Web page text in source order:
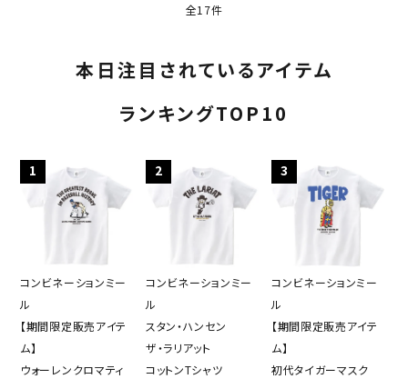
全17件
本日注目されているアイテム
ランキングTOP10
1
コンビネーションミー
ル
【期間限定販売アイテ
ム】
ウォーレンクロマティ
2
コンビネーションミー
ル
スタン・ハンセン
ザ・ラリアット
コットンTシャツ
3
コンビネーションミー
ル
【期間限定販売アイテ
ム】
初代タイガーマスク